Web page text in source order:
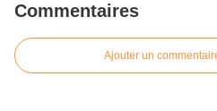
Commentaires
Ajouter un